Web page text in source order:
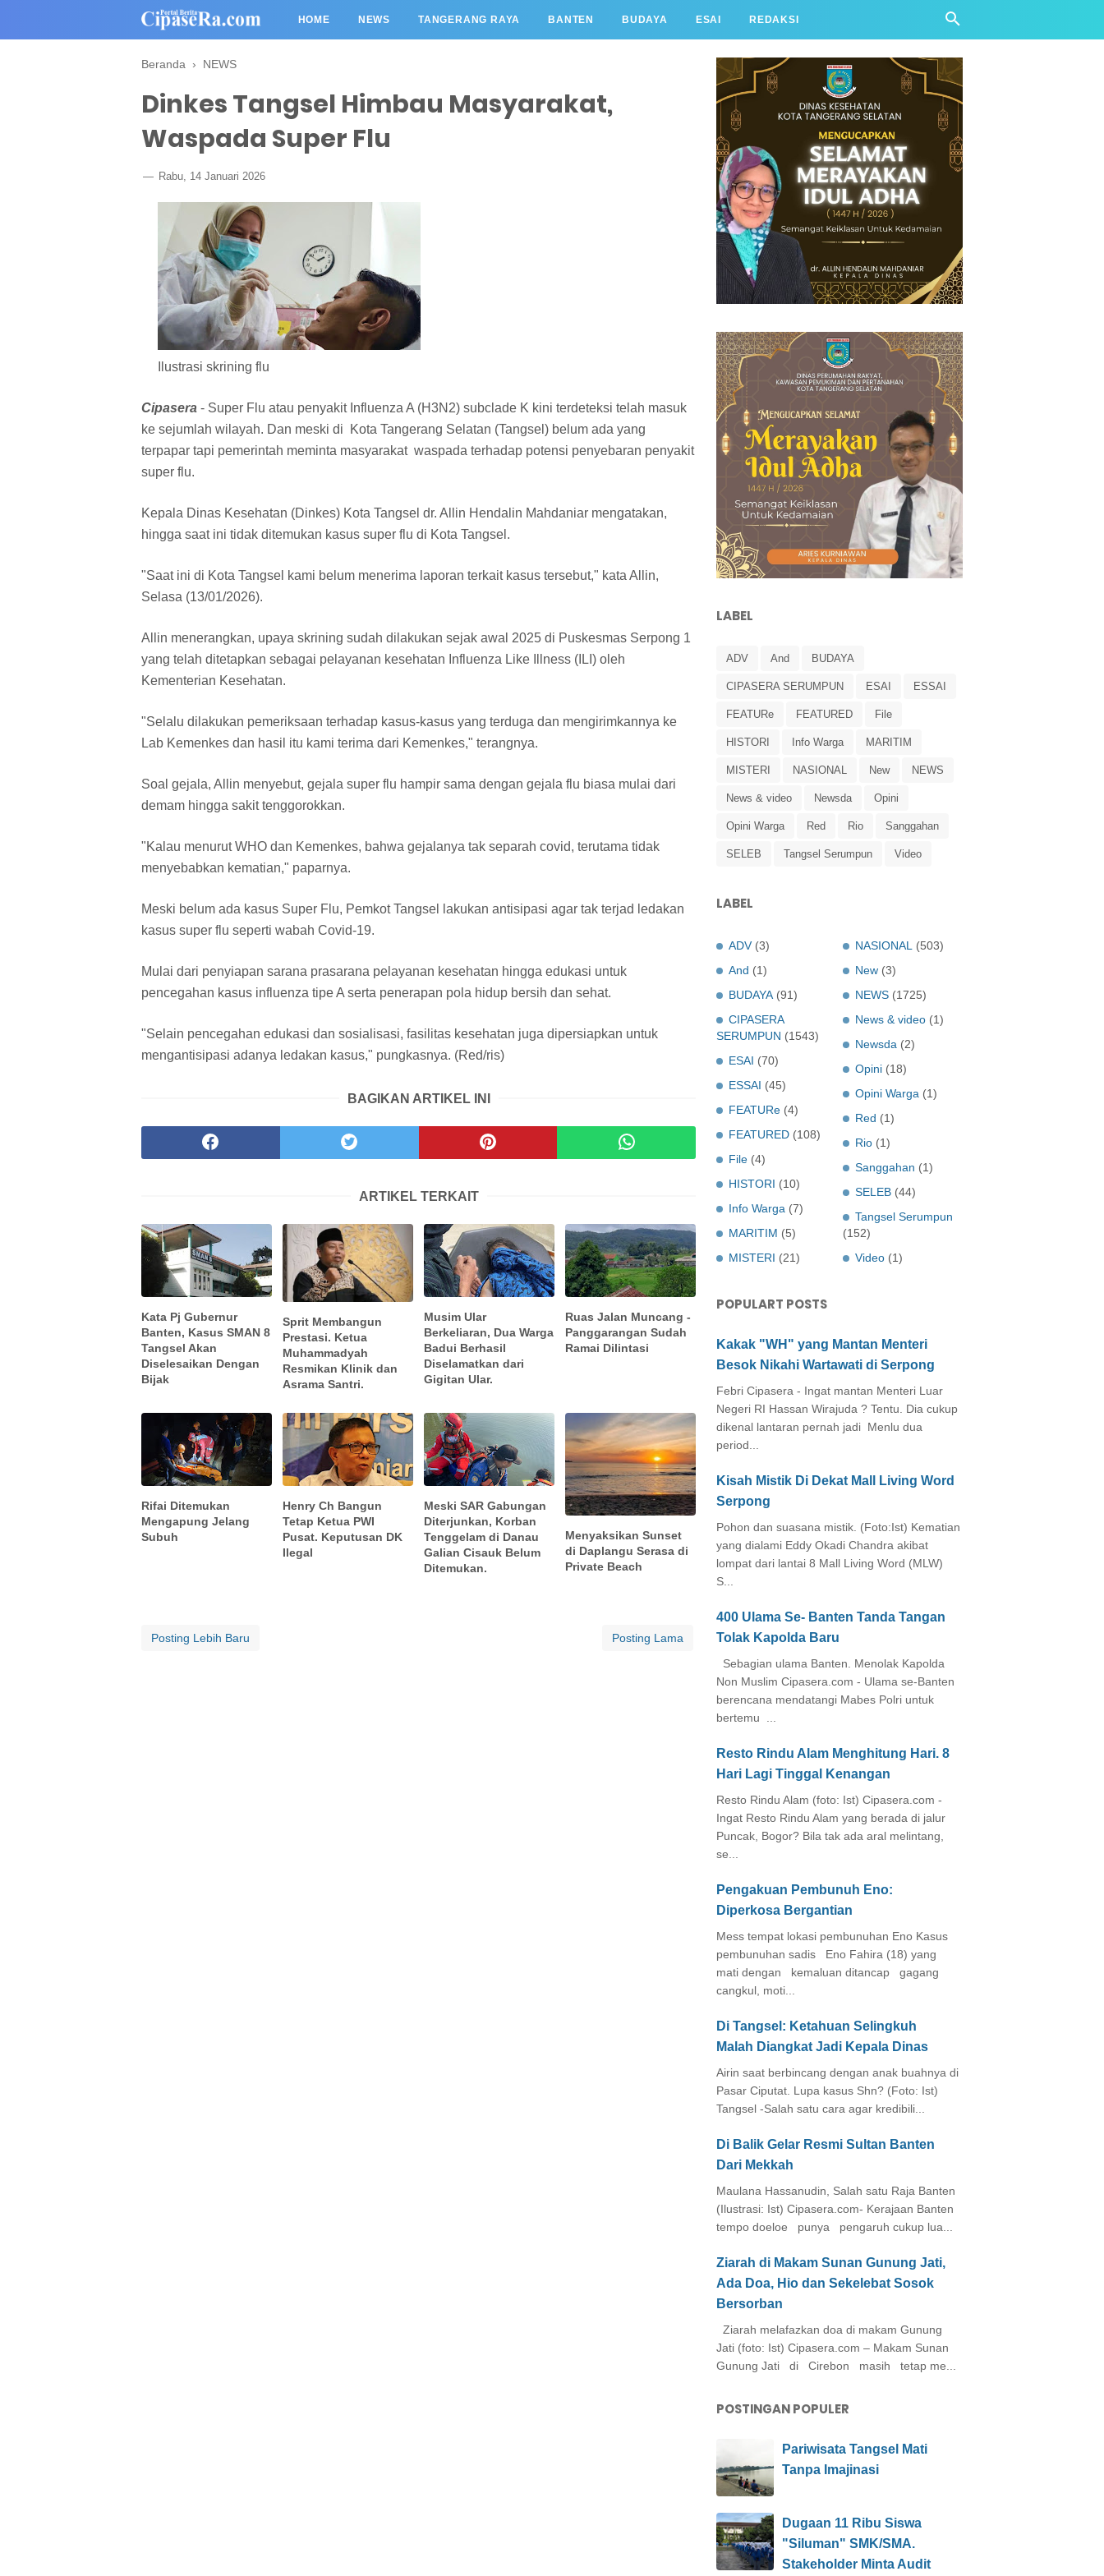
HOME NEWS TANGERANG RAYA BANTEN BUDAYA ESAI REDAKSI
Beranda › NEWS
Dinkes Tangsel Himbau Masyarakat,
Waspada Super Flu
Rabu, 14 Januari 2026
Ilustrasi skrining flu
Cipasera - Super Flu atau penyakit Influenza A (H3N2) subclade K kini terdeteksi telah masuk
ke sejumlah wilayah. Dan meski di Kota Tangerang Selatan (Tangsel) belum ada yang
terpapar tapi pemerintah meminta masyarakat waspada terhadap potensi penyebaran penyakit
super flu.
Kepala Dinas Kesehatan (Dinkes) Kota Tangsel dr. Allin Hendalin Mahdaniar mengatakan,
hingga saat ini tidak ditemukan kasus super flu di Kota Tangsel.
"Saat ini di Kota Tangsel kami belum menerima laporan terkait kasus tersebut," kata Allin,
Selasa (13/01/2026).
Allin menerangkan, upaya skrining sudah dilakukan sejak awal 2025 di Puskesmas Serpong 1
yang telah ditetapkan sebagai pelayanan kesehatan Influenza Like Illness (ILI) oleh
Kementerian Kesehatan.
"Selalu dilakukan pemeriksaan terhadap kasus-kasus yang terduga dan mengirimkannya ke
Lab Kemenkes dan hasil itu kami terima dari Kemenkes," terangnya.
Soal gejala, Allin menyebut, gejala super flu hampir sama dengan gejala flu biasa mulai dari
demam hingga sakit tenggorokkan.
"Kalau menurut WHO dan Kemenkes, bahwa gejalanya tak separah covid, terutama tidak
menyebabkan kematian," paparnya.
Meski belum ada kasus Super Flu, Pemkot Tangsel lakukan antisipasi agar tak terjad ledakan
kasus super flu seperti wabah Covid-19.
Mulai dari penyiapan sarana prasarana pelayanan kesehatan hingga edukasi untuk
pencegahan kasus influenza tipe A serta penerapan pola hidup bersih dan sehat.
"Selain pencegahan edukasi dan sosialisasi, fasilitas kesehatan juga dipersiapkan untuk
mengantisipasi adanya ledakan kasus," pungkasnya. (Red/ris)
BAGIKAN ARTIKEL INI
ARTIKEL TERKAIT
Kata Pj Gubernur
Banten, Kasus SMAN 8
Tangsel Akan
Diselesaikan Dengan
Bijak
Sprit Membangun
Prestasi. Ketua
Muhammadyah
Resmikan Klinik dan
Asrama Santri.
Musim Ular
Berkeliaran, Dua Warga
Badui Berhasil
Diselamatkan dari
Gigitan Ular.
Ruas Jalan Muncang -
Panggarangan Sudah
Ramai Dilintasi
Rifai Ditemukan
Mengapung Jelang
Subuh
Henry Ch Bangun
Tetap Ketua PWI
Pusat. Keputusan DK
Ilegal
Meski SAR Gabungan
Diterjunkan, Korban
Tenggelam di Danau
Galian Cisauk Belum
Ditemukan.
Menyaksikan Sunset
di Daplangu Serasa di
Private Beach
Posting Lebih Baru Posting Lama
LABEL
ADV And BUDAYA
CIPASERA SERUMPUN ESAI ESSAI
FEATURe FEATURED File
HISTORI Info Warga MARITIM
MISTERI NASIONAL New NEWS
News & video Newsda Opini
Opini Warga Red Rio Sanggahan
SELEB Tangsel Serumpun Video
LABEL
ADV (3)
And (1)
BUDAYA (91)
CIPASERA
SERUMPUN (1543)
ESAI (70)
ESSAI (45)
FEATURe (4)
FEATURED (108)
File (4)
HISTORI (10)
Info Warga (7)
MARITIM (5)
MISTERI (21)
NASIONAL
(503)
New (3)
NEWS (1725)
News & video (1)
Newsda (2)
Opini (18)
Opini Warga (1)
Red (1)
Rio (1)
Sanggahan (1)
SELEB (44)
Tangsel Serumpun
(152)
Video (1)
POPULART POSTS
Kakak "WH" yang Mantan Menteri
Besok Nikahi Wartawati di Serpong
Febri Cipasera - Ingat mantan Menteri Luar
Negeri RI Hassan Wirajuda ? Tentu. Dia cukup
dikenal lantaran pernah jadi Menlu dua
period...
Kisah Mistik Di Dekat Mall Living Word
Serpong
Pohon dan suasana mistik. (Foto:Ist) Kematian
yang dialami Eddy Okadi Chandra akibat
lompat dari lantai 8 Mall Living Word (MLW)
S...
400 Ulama Se- Banten Tanda Tangan
Tolak Kapolda Baru
Sebagian ulama Banten. Menolak Kapolda
Non Muslim Cipasera.com - Ulama se-Banten
berencana mendatangi Mabes Polri untuk
bertemu ...
Resto Rindu Alam Menghitung Hari. 8
Hari Lagi Tinggal Kenangan
Resto Rindu Alam (foto: Ist) Cipasera.com -
Ingat Resto Rindu Alam yang berada di jalur
Puncak, Bogor? Bila tak ada aral melintang,
se...
Pengakuan Pembunuh Eno:
Diperkosa Bergantian
Mess tempat lokasi pembunuhan Eno Kasus
pembunuhan sadis Eno Fahira (18) yang
mati dengan kemaluan ditancap gagang
cangkul, moti...
Di Tangsel: Ketahuan Selingkuh
Malah Diangkat Jadi Kepala Dinas
Airin saat berbincang dengan anak buahnya di
Pasar Ciputat. Lupa kasus Shn? (Foto: Ist)
Tangsel -Salah satu cara agar kredibili...
Di Balik Gelar Resmi Sultan Banten
Dari Mekkah
Maulana Hassanudin, Salah satu Raja Banten
(Ilustrasi: Ist) Cipasera.com- Kerajaan Banten
tempo doeloe punya pengaruh cukup lua...
Ziarah di Makam Sunan Gunung Jati,
Ada Doa, Hio dan Sekelebat Sosok
Bersorban
Ziarah melafazkan doa di makam Gunung
Jati (foto: Ist) Cipasera.com – Makam Sunan
Gunung Jati di Cirebon masih tetap me...
POSTINGAN POPULER
Pariwisata Tangsel Mati
Tanpa Imajinasi
Dugaan 11 Ribu Siswa
"Siluman" SMK/SMA.
Stakeholder Minta Audit